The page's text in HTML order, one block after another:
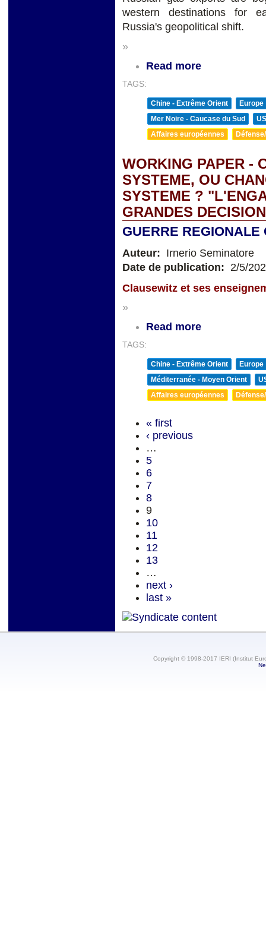
western destinations for
Russia's geopolitical shift.
»
Read more
TAGS:
Chine - Extrême Orient
Europe
Mer Noire - Caucase du Sud
Affaires européennes
WORKING PAPER -
SYSTEME, OU
SYSTEME ?
GRANDES
GUERRE
Auteur: Irnerio Seminatore
Date de publication: 2/5/
Clausewitz et ses
»
Read more
TAGS:
Chine - Extrême Orient
Europe
Méditerranée - Moyen Orient
Affaires européennes
« first
‹ previous
…
5
6
7
8
9
10
11
12
13
…
next ›
last »
Copyright © 1998-2017 IERI (Institut